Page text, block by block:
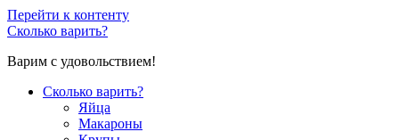
Перейти к контенту
Сколько варить?
Варим с удовольствием!
Сколько варить?
Яйца
Макароны